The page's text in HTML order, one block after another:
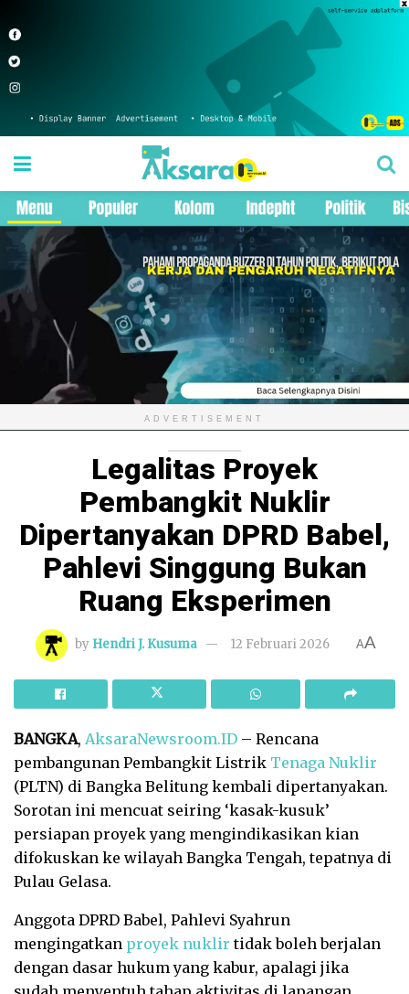
ADVERTISEMENT
Legalitas Proyek
Pembangkit Nuklir
Dipertanyakan DPRD Babel,
Pahlevi Singgung Bukan
Ruang Eksperimen
by Hendri J. Kusuma 12 Februari 2026 AA
BANGKA, AksaraNewsroom.ID – Rencana
pembangunan Pembangkit Listrik Tenaga Nuklir
(PLTN) di Bangka Belitung kembali dipertanyakan.
Sorotan ini mencuat seiring ‘kasak-kusuk’
persiapan proyek yang mengindikasikan kian
difokuskan ke wilayah Bangka Tengah, tepatnya di
Pulau Gelasa.
Anggota DPRD Babel, Pahlevi Syahrun
mengingatkan proyek nuklir tidak boleh berjalan
dengan dasar hukum yang kabur, apalagi jika